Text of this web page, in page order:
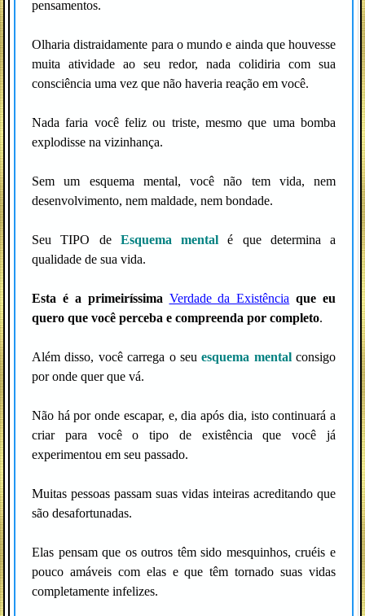
pensamentos.
Olharia distraidamente para o mundo e ainda que houvesse
muita atividade ao seu redor, nada colidiria com sua
consciência uma vez que não haveria reação em você.
Nada faria você feliz ou triste, mesmo que uma bomba
explodisse na vizinhança.
Sem um esquema mental, você não tem vida, nem
desenvolvimento, nem maldade, nem bondade.
Seu TIPO de Esquema mental é que determina a
qualidade de sua vida.
Esta é a primeiríssima Verdade da Existência que eu
quero que você perceba e compreenda por completo.
Além disso, você carrega o seuesquema mentalconsigo
por onde quer que vá.
Não há por onde escapar, e, dia após dia, isto continuará a
criar para você o tipo de existência que você já
experimentou em seu passado.
Muitas pessoas passam suas vidas inteiras acreditando que
são desafortunadas.
Elas pensam que os outros têm sido mesquinhos, cruéis e
pouco amáveis com elas e que têm tornado suas vidas
completamente infelizes.